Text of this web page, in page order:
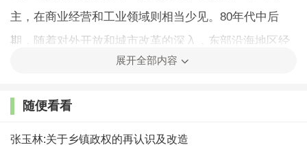
主，在商业经营和工业领域则相当少见。80年代中后
期，随着对外开放和城市改革的深入，东部沿海地区经
济快速发展，局部地区的劳动力需求趋于旺盛，拉动了
动，从不发达地区进入发达地区，从中西部地区进入东
南沿海地区，从乡村进入城市，流速不断加快，流域不
展开全部内容
随便看看
张玉林:关于乡镇政权的再认识及改造